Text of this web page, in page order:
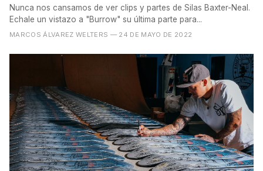
Nunca nos cansamos de ver clips y partes de Silas Baxter-Neal.
Echale un vistazo a "Burrow" su última parte para...
MARCOS ÁLVAREZ WELTERS — 24 DE MAYO DE 2022